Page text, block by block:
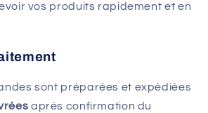
vos produits rapidement et en
sont préparées et expédiées
après confirmation du